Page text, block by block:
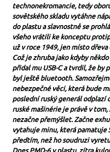
technonekromancie, tedy
sovětského skladu vytáhne
do plastu a slavnostně se
všeho vrátili ke konceptu
už v roce 1949, jen místo
Což je zhruba jako kdyby
přidal mu USB-C a tvrdil, že by
byl ještě bluetooth.
nebezpečné věci, která bude
poslední ruský generál odplazí
ruské mašinérie je právě v
nezačne přemýšlet. Začne
vytahuje minu, která pamatuje
předtím, než ho soudruzi